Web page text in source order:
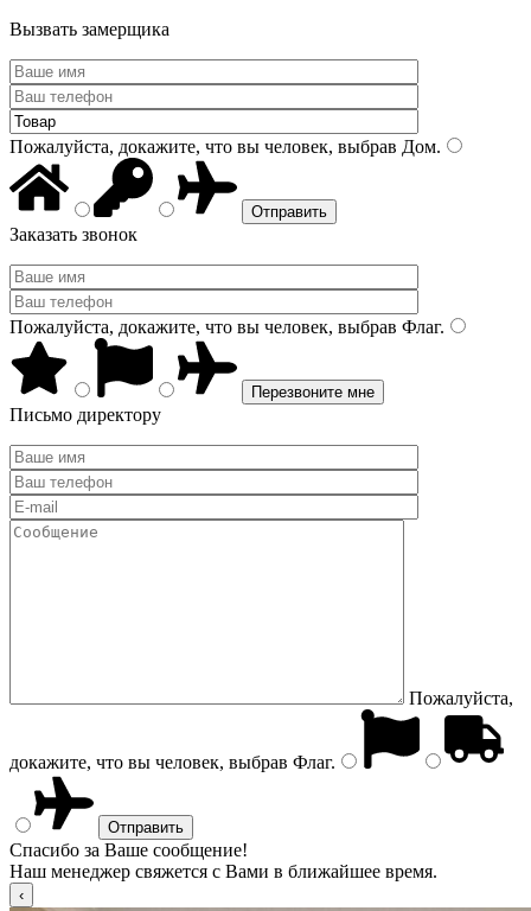
Вызвать замерщика
Пожалуйста, докажите, что вы человек, выбрав Дом.
Заказать звонок
Пожалуйста, докажите, что вы человек, выбрав Флаг.
Письмо директору
Пожалуйста,
докажите, что вы человек, выбрав Флаг.
Спасибо за Ваше сообщение!
Наш менеджер свяжется с Вами в ближайшее время.